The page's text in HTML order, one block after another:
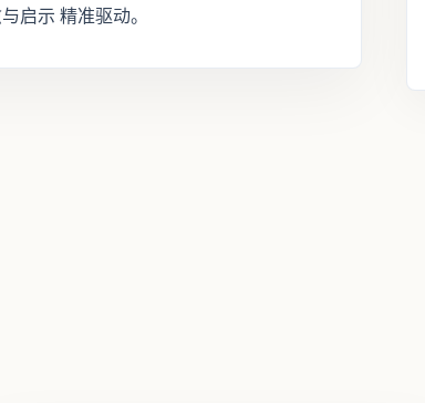
启示 精准驱动。